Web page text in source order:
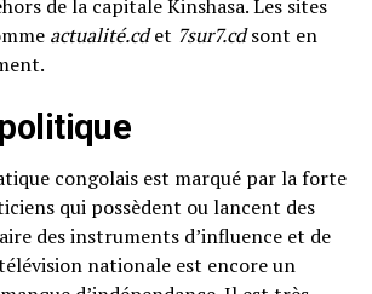
de la capitale Kinshasa. Les sites
actualité.cdet 7sur7.cdsont en
congolais est marqué par la forte
qui possèdent ou lancent des
des instruments d’influence et de
nationale est encore un